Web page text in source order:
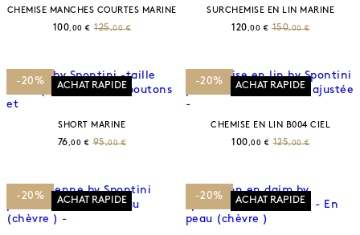
CHEMISE MANCHES COURTES MARINE
100,00 € 125,00 €
SURCHEMISE EN LIN MARINE
120 ,00 € 150,00 €
-20% ACHAT RAPIDE
SHORT MARINE
76 ,00 € 95,00 €
-20% ACHAT RAPIDE
CHEMISE EN LIN B004 CIEL
100 ,00 € 125,00 €
-20% ACHAT RAPIDE -20% ACHAT RAPIDE